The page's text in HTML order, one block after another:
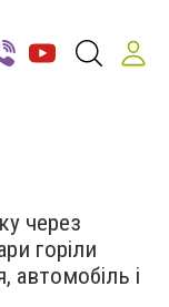
через
горіли
автомобіль і